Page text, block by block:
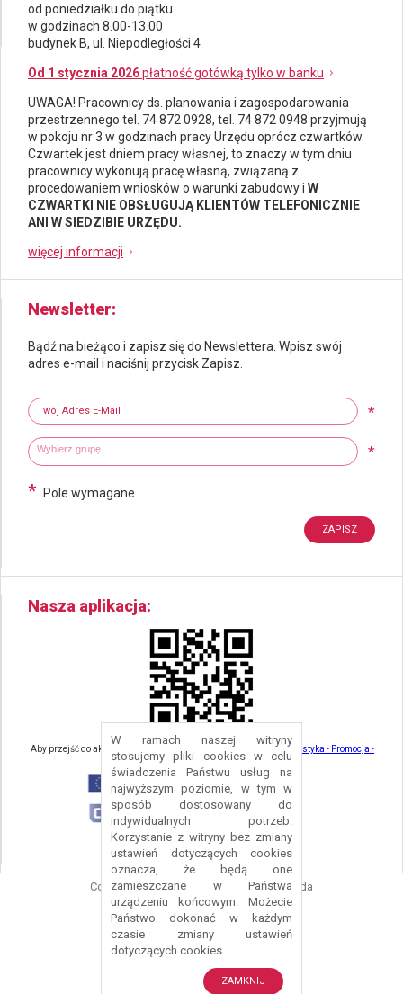
W ramach naszej witryny
stosujemy pliki cookies w celu
świadczenia Państwu usług na
najwyższym poziomie, w tym w
sposób dostosowany do
indywidualnych potrzeb.
Korzystanie z witryny bez zmiany
ustawień dotyczących cookies
oznacza, że będą one
zamieszczane w Państwa
urządzeniu końcowym. Możecie
Państwo dokonać w każdym
czasie zmiany ustawień
dotyczących cookies.
ZAMKNIJ
od poniedziałku do piątku
w godzinach 8.00-13.00
budynek B, ul. Niepodległości 4
Od 1 stycznia 2026płatność gotówką tylko w banku
UWAGA! Pracownicy ds. planowania i zagospodarowania
przestrzennego tel. 74 872 0928, tel. 74 872 0948 przyjmują
w pokoju nr 3 w godzinach pracy Urzędu oprócz czwartków.
Czwartek jest dniem pracy własnej, to znaczy w tym dniu
pracownicy wykonują pracę własną, związaną z
procedowaniem wniosków o warunki zabudowy i W
CZWARTKI NIE OBSŁUGUJĄ KLIENTÓW TELEFONICZNIE
ANI W SIEDZIBIE URZĘDU.
więcej informacji
Newsletter
Bądź na bieżąco i zapisz się do Newslettera. Wpisz swój
adres e-mail i naciśnij przycisk Zapisz.
Twój adres e-mail
*
Wybierz grupy tematyczne *
Wpisz wyszukiwaną fraze
* Pole wymagane
Nasza aplikacja
Aby przejść do aktualności związanych z turystyką - kliknij tu:
Turystyka - Promocja -
Strefa Turysty - Gmina Nowa Ruda
Copyright © 2016 Urząd Gminy Nowa Ruda
Projekt i wykonanie:Logonet Sp. z o.o.